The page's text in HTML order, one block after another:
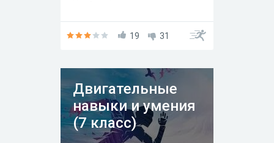
19 31
Двигательные
навыки и умения
(7 класс)